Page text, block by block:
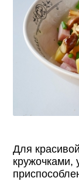
Для
кружочками,